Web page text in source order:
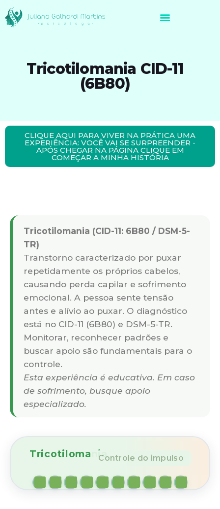
Tricotilomania CID-11
(6B80)
CLIQUE AQUI PARA VIVER NA PRÁTICA UMA
EXPERIÊNCIA: VOCÊ VAI SE SURPREENDER -
APÓS CHEGAR NA PÁGINA CLIQUE EM
COMEÇAR A MINHA HISTÓRIA
Tricotilomania (CID-11: 6B80 / DSM-5-
TR)
Transtorno caracterizado por puxar
repetidamente os próprios cabelos,
causando perda capilar e sofrimento
emocional. A pessoa sente tensão
antes e alívio ao puxar. O diagnóstico
está no CID-11 (6B80) e DSM-5-TR.
Monitorar, reconhecer padrões e
buscar apoio são fundamentais para o
controle.
Esta experiência é educativa. Em caso
de sofrimento, busque apoio
especializado.
TricotilomaniaControle do impulso